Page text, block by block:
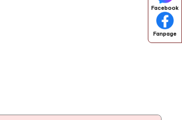
Facebook
Fanpage